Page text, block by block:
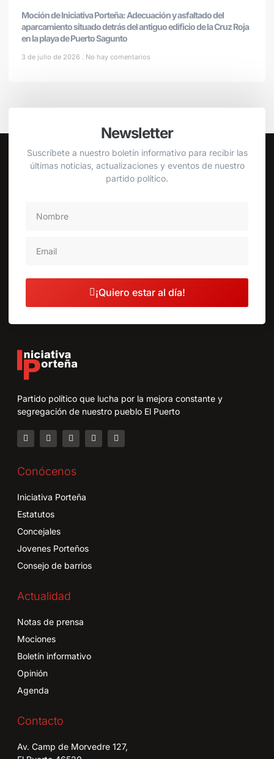
Moción de Iniciativa Porteña: Adecuación y asfaltado del
aparcamiento situado detrás del antiguo edificio de la Cruz Roja
en la playa de Puerto Sagunto
3 de julio de 2026 No hay comentarios
Newsletter
Suscríbete a nuestro boletín informativo para recibir las
últimas noticias, actualizaciones y eventos de nuestro
partido político.
¡Quiero estar al día!
Partido político que lucha por la mejora constante y
segregación de nuestro pueblo El Puerto
Conócenos
Iniciativa Porteña
Estatutos
Concejales
Jovenes Porteños
Consejo de barrios
Actualidad
Notas de prensa
Mociones
Boletín informativo
Opinión
Agenda
Contacto
Av. Camp de Morvedre 127,